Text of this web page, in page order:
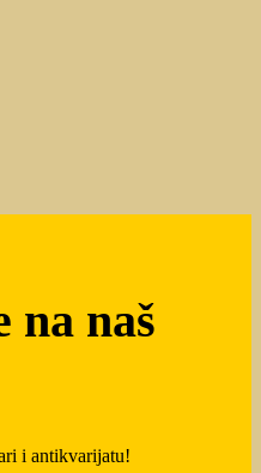
na naš
i antikvarijatu!